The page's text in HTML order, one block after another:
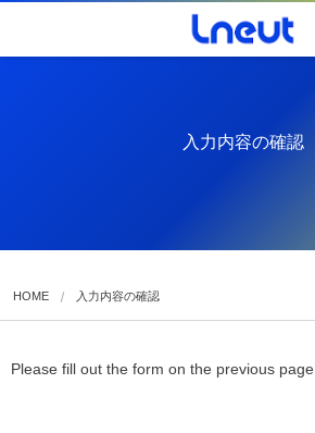
入力内容の確認
HOME 入力内容の確認
Please fill out the form on the previous page.